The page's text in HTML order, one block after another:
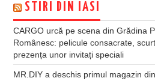
STIRI DIN IASI
CARGO urcă pe scena din Grădina
Românesc: pelicule consacrate,
prezența unor invitați speciali
MR.DIY a deschis primul magazin